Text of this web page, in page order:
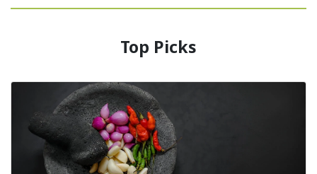
Top Picks